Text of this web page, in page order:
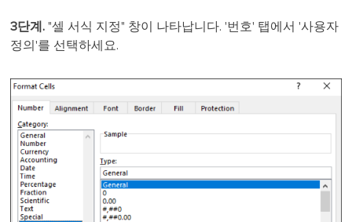
3단계. "셀 서식 지정" 창이 나타납니다. '번호' 탭에서 '사용자
정의'를 선택하세요.